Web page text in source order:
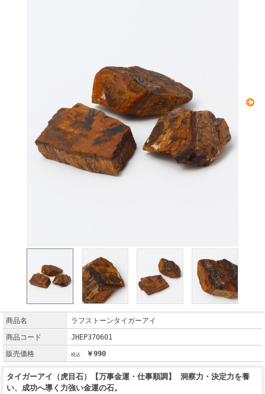
商品名
ラフストーンタイガーアイ
商品コード
JHEP370601
販売価格
￥990
タイガーアイ（虎目石）【万事金運・仕事順調】 洞察力・決定力を養
い、成功へ導く力強い金運の石。